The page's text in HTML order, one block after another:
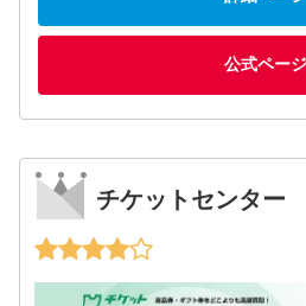
公式ページ
チケットセンター